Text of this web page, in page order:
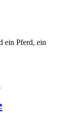
ein Pferd, ein